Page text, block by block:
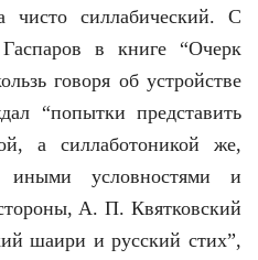
чисто силлабический. С
в книге “Очерк
говоря об устройст­­ве
“попытки представить
а силлаботоникой же,
условно­стями и
А. П. Квятковский
шаири и русский стих”,